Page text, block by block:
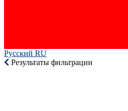
Русский RU‎
Результаты фильтрации